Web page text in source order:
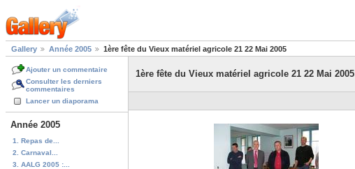
Gallery Année 2005 1ère fête du Vieux matériel agricole 21 22 Mai 2005
Ajouter un commentaire
Consulter les derniers
commentaires
Lancer un diaporama
Année 2005
1. Repas de...
2. Carnaval...
3. AALG 2005 :...
1ère fête du Vieux matériel agricole 21 22 Mai 2005